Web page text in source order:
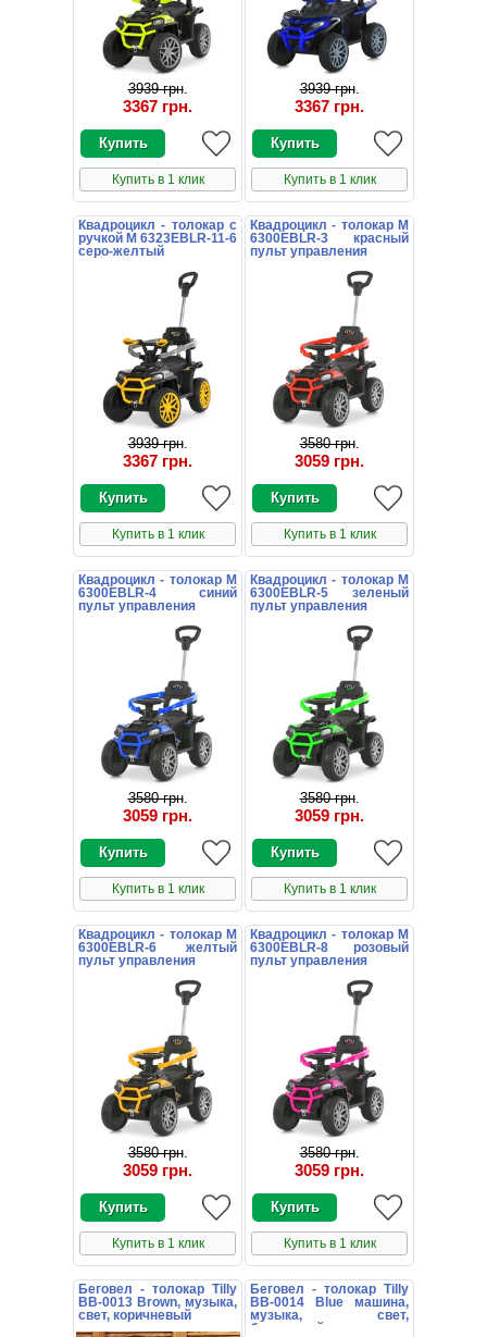
3939 грн.
3367 грн.
Купить в 1 клик
3939 грн.
3367 грн.
Купить в 1 клик
Квадроцикл - толокар с
ручкой M 6323EBLR-11-6
серо-желтый
3939 грн.
3367 грн.
Купить в 1 клик
Квадроцикл - толокар M
6300EBLR-3 красный
пульт управления
3580 грн.
3059 грн.
Купить в 1 клик
Квадроцикл - толокар M
6300EBLR-4 синий
пульт управления
3580 грн.
3059 грн.
Купить в 1 клик
Квадроцикл - толокар M
6300EBLR-5 зеленый
пульт управления
3580 грн.
3059 грн.
Купить в 1 клик
Квадроцикл - толокар M
6300EBLR-6 желтый
пульт управления
3580 грн.
3059 грн.
Купить в 1 клик
Квадроцикл - толокар M
6300EBLR-8 розовый
пульт управления
3580 грн.
3059 грн.
Купить в 1 клик
Беговел - толокар Tilly
BB-0013 Brown, музыка,
свет, коричневый
Беговел - толокар Tilly
BB-0014 Blue машина,
музыка, свет,
бирюзовый